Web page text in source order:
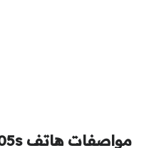
مواصفات هاتف Samsung Galaxy A05s